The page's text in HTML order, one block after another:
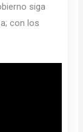
siga
con los